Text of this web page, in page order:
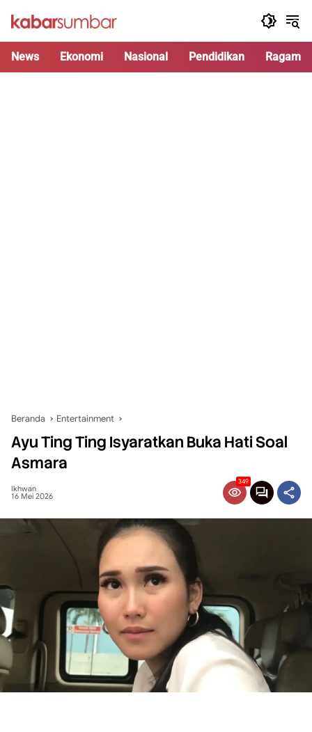
News Ekonomi Nasional Pendidikan Ragam
Beranda Entertainment
Ayu Ting Ting Isyaratkan Buka Hati Soal
Asmara
Ikhwan
16 Mei 2026
349